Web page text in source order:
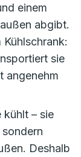
einem
abgibt.
sie
angenehm
kühlt – sie
Deshalb